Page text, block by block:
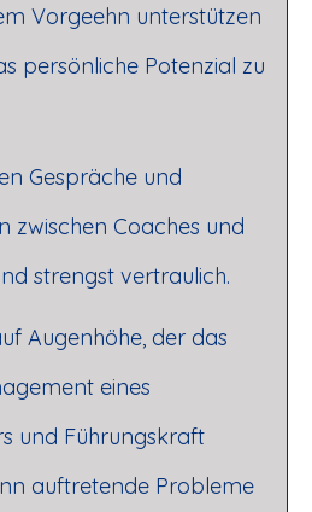
Vorgeehn unterstützen
persönliche Potenzial zu
Gespräche und
zwischen Coaches und
strengst vertraulich.
Augenhöhe, der das
eines
und Führungskraft
auftretende Probleme